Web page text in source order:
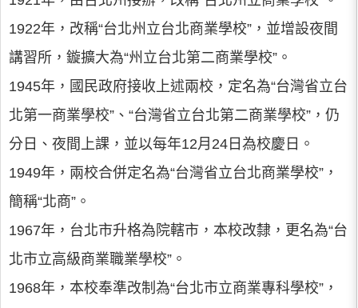
1922年，改稱“台北州立台北商業學校”，並增設夜間
講習所，鏇擴大為“州立台北第二商業學校”。
1945年，國民政府接收上述兩校，定名為“台灣省立台
北第一商業學校”、“台灣省立台北第二商業學校”，仍
分日、夜間上課，並以每年12月24日為校慶日。
1949年，兩校合併定名為“台灣省立台北商業學校”，
簡稱“北商”。
1967年，台北市升格為院轄市，本校改隸，更名為“台
北市立高級商業職業學校”。
1968年，本校奉準改制為“台北市立商業專科學校”，